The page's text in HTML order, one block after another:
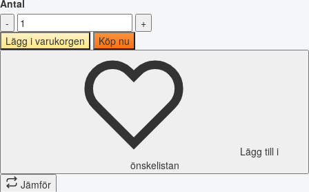
Antal
-
+
Lägg i varukorgen
Köp nu
Lägg till i
önskelistan
Jämför